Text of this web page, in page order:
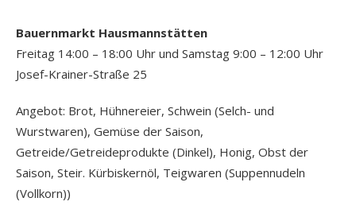
Bauernmarkt Hausmannstätten
Freitag 14:00 – 18:00 Uhr und Samstag 9:00 – 12:00 Uhr
Josef-Krainer-Straße 25
Angebot: Brot, Hühnereier, Schwein (Selch- und
Wurstwaren), Gemüse der Saison,
Getreide/Getreideprodukte (Dinkel), Honig, Obst der
Saison, Steir. Kürbiskernöl, Teigwaren (Suppennudeln
(Vollkorn))